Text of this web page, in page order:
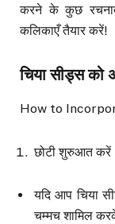
करने के कुछ
कलिकाएँ तैयार करें!
चिया सीड्स को
How to
छोटी शुरुआत करें
यदि आप चिया
चम्मच शामिल